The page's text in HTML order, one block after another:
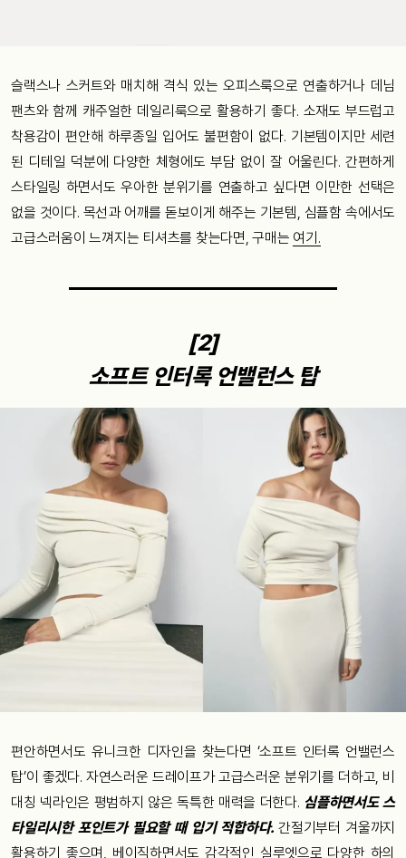
슬랙스나 스커트와 매치해 격식 있는 오피스룩으로 연출하거나 데님
팬츠와 함께 캐주얼한 데일리룩으로 활용하기 좋다. 소재도 부드럽고
착용감이 편안해 하루종일 입어도 불편함이 없다. 기본템이지만 세련
된 디테일 덕분에 다양한 체형에도 부담 없이 잘 어울린다. 간편하게
스타일링 하면서도 우아한 분위기를 연출하고 싶다면 이만한 선택은
없을 것이다. 목선과 어깨를 돋보이게 해주는 기본템, 심플함 속에서도
고급스러움이 느껴지는 티셔츠를 찾는다면, 구매는 여기.
[2]
소프트 인터록 언밸런스 탑
편안하면서도 유니크한 디자인을 찾는다면 ‘소프트 인터록 언밸런스
탑’이 좋겠다. 자연스러운 드레이프가 고급스러운 분위기를 더하고, 비
대칭 넥라인은 평범하지 않은 독특한 매력을 더한다. 심플하면서도 스
타일리시한 포인트가 필요할 때 입기 적합하다.간절기부터 겨울까지
활용하기 좋으며, 베이직하면서도 감각적인 실루엣으로 다양한 하의